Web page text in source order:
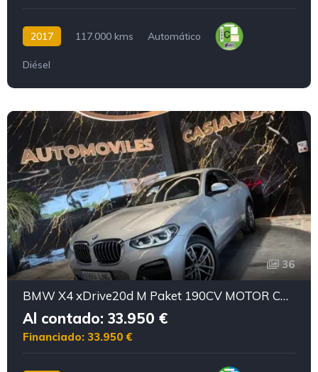
2017 117.000 kms Automático
Diésel
36
BMW X4 xDrive20d M Paket 190CV MOTOR CON CADENA IRROMPIBLE
Al contado: 33.950 €
Financiado: 33.950 €